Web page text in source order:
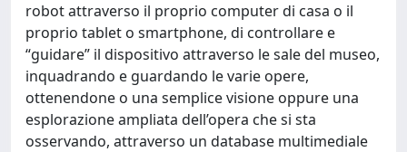
robot attraverso il proprio computer di casa o il
proprio tablet o smartphone, di controllare e
“guidare” il dispositivo attraverso le sale del museo,
inquadrando e guardando le varie opere,
ottenendone o una semplice visione oppure una
esplorazione ampliata dell’opera che si sta
osservando, attraverso un database multimediale